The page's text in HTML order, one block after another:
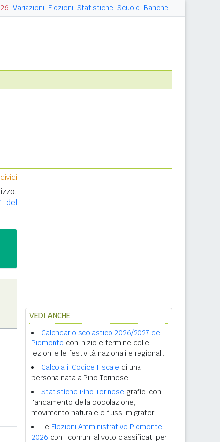
Variazioni Elezioni Statistiche Scuole Banche
del
VEDI ANCHE
Calendario scolastico 2026/2027 del
Piemonte con inizio e termine delle
lezioni e le festività nazionali e regionali.
Calcola il Codice Fiscale di una
persona nata a Pino Torinese.
Statistiche Pino Torinese grafici con
l'andamento della popolazione,
movimento naturale e flussi migratori.
Le Elezioni Amministrative Piemonte
2026 con i comuni al voto classificati per